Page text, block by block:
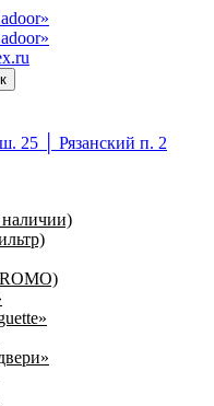
25 │ Рязанский п. 2